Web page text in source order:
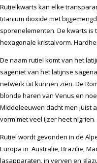
Rutielkwarts kan elke
titanium dioxide met
sporenelementen. De kwarts
hexagonale kristalvorm.
De naam rutiel komt van het
sageniet van het latijnse
netwerk uit kunnen zien. De
blonde haren van Venus en
Middeleeuwen dacht men juist
vorm met veel ijzer heet nigrien.
Rutiel wordt gevonden in de
Europa in Australie, Brazilie,
lasapparaten, in verven en